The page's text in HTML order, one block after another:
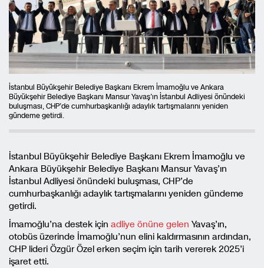
İstanbul Büyükşehir Belediye Başkanı Ekrem İmamoğlu ve Ankara
Büyükşehir Belediye Başkanı Mansur Yavaş’ın İstanbul Adliyesi önündeki
buluşması, CHP’de cumhurbaşkanlığı adaylık tartışmalarını yeniden
gündeme getirdi.
İstanbul Büyükşehir Belediye Başkanı Ekrem İmamoğlu ve
Ankara Büyükşehir Belediye Başkanı Mansur Yavaş’ın
İstanbul Adliyesi önündeki buluşması, CHP’de
cumhurbaşkanlığı adaylık tartışmalarını yeniden gündeme
getirdi.
İmamoğlu’na destek için adliye önüne gelen Yavaş’ın,
otobüs üzerinde İmamoğlu’nun elini kaldırmasının ardından,
CHP lideri Özgür Özel erken seçim için tarih vererek 2025’i
işaret etti.